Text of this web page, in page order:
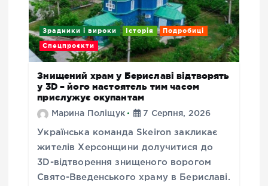
Зрадники і вироки Історія Подробиці
Спецпроєкти
Знищений храм у Бериславі відтворять
у 3D – його настоятель тим часом
прислужує окупантам
Марина Поліщук 7 Серпня, 2026
Українська команда Skeiron закликає
жителів Херсонщини долучитися до
3D-відтворення знищеного ворогом
Свято-Введенського храму в Бериславі.